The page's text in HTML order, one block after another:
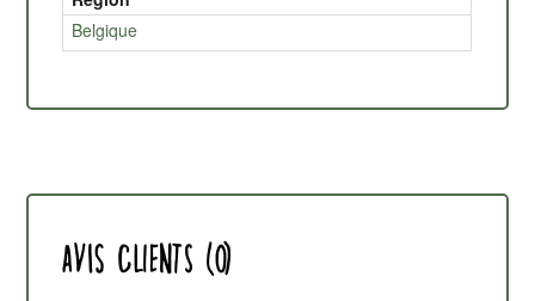
Belgique
Avis clients (0)